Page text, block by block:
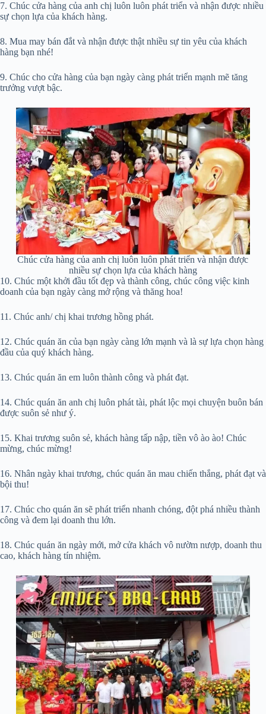
7. Chúc cửa hàng của anh chị luôn luôn phát triển và nhận được nhiều
sự chọn lựa của khách hàng.
8. Mua may bán đắt và nhận được thật nhiều sự tin yêu của khách
hàng bạn nhé!
9. Chúc cho cửa hàng của bạn ngày càng phát triển mạnh mẽ tăng
trưởng vượt bậc.
Chúc cửa hàng của anh chị luôn luôn phát triển và nhận được
nhiều sự chọn lựa của khách hàng
10. Chúc một khởi đầu tốt đẹp và thành công, chúc công việc kinh
doanh của bạn ngày càng mở rộng và thăng hoa!
11. Chúc anh/ chị khai trương hồng phát.
12. Chúc quán ăn của bạn ngày càng lớn mạnh và là sự lựa chọn hàng
đầu của quý khách hàng.
13. Chúc quán ăn em luôn thành công và phát đạt.
14. Chúc quán ăn anh chị luôn phát tài, phát lộc mọi chuyện buôn bán
được suôn sẻ như ý.
15. Khai trương suôn sẻ, khách hàng tấp nập, tiền vô ào ào! Chúc
mừng, chúc mừng!
16. Nhân ngày khai trương, chúc quán ăn mau chiến thắng, phát đạt và
bội thu!
17. Chúc cho quán ăn sẽ phát triển nhanh chóng, đột phá nhiều thành
công và đem lại doanh thu lớn.
18. Chúc quán ăn ngày mới, mở cửa khách vô nườm nượp, doanh thu
cao, khách hàng tín nhiệm.